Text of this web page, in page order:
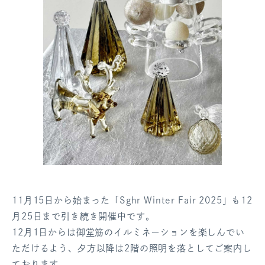
11月15日から始まった「Sghr Winter Fair 2025」も12
月25日まで引き続き開催中です。
12月1日からは御堂筋のイルミネーションを楽しんでい
ただけるよう、夕方以降は2階の照明を落としてご案内し